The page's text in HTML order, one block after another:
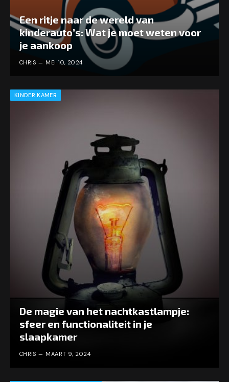
Een ritje naar de wereld van
kinderauto’s: Wat je moet weten voor
je aankoop
CHRIS MEI 10, 2024
KINDER KAMER
De magie van het nachtkastlampje:
sfeer en functionaliteit in je
slaapkamer
CHRIS MAART 9, 2024